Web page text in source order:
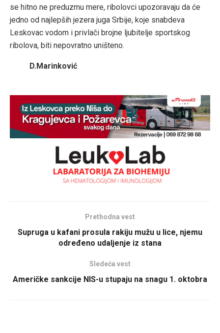
se hitno ne preduzmu mere, ribolovci upozoravaju da će
jedno od najlepših jezera juga Srbije, koje snabdeva
Leskovac vodom i privlači brojne ljubitelje sportskog
ribolova, biti nepovratno uništeno.
D.Marinković
Prethodna vest
Supruga u kafani prosula rakiju mužu u lice, njemu
određeno udaljenje iz stana
Sledeća vest
Američke sankcije NIS-u stupaju na snagu 1. oktobra